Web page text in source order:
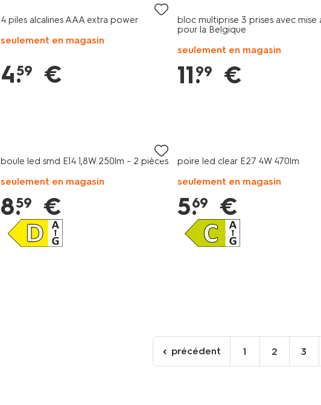
4 piles alcalines AAA extra power
seulement en magasin
4.
59 €
bloc multiprise 3 prises avec mise
pour la Belgique
seulement en magasin
11.
99 €
boule led smd E14 1,8W 250lm - 2 pièces
seulement en magasin
8.
59 €
poire led clear E27 4W 470lm
seulement en magasin
5.
69 €
Aller
à
précédent 1 2 3